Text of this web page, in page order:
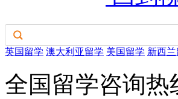
英国留学 澳大利亚留学 美国留学 新西兰
全国留学咨询热